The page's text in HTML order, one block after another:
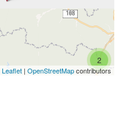
2
Leaflet | OpenStreetMapcontributors